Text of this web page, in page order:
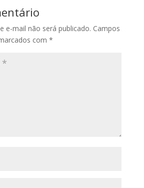
e-mail não será publicado. Campos
com *